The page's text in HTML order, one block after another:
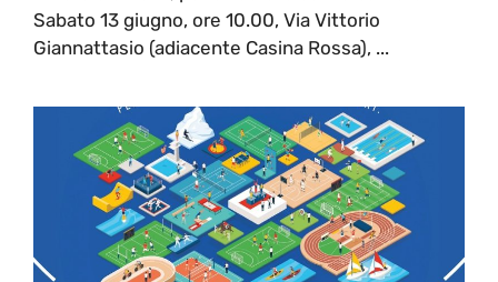
Sabato 13 giugno, ore 10.00, Via Vittorio
Giannattasio (adiacente Casina Rossa), ...